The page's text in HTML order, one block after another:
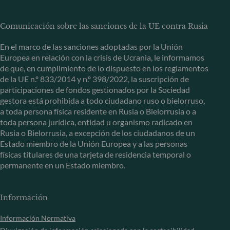
Comunicación sobre las sanciones de la UE contra Rusia
En el marco de las sanciones adoptadas por la Unión
Europea en relación con la crisis de Ucrania, le informamos
de que, en cumplimiento de lo dispuesto en los reglamentos
de la UE n.º 833/2014 y n.º 398/2022, la suscripción de
participaciones de fondos gestionados por la Sociedad
gestora está prohibida a todo ciudadano ruso o bielorruso,
a toda persona física residente en Rusia o Bielorrusia o a
toda persona jurídica, entidad u organismo radicado en
Rusia o Bielorrusia, a excepción de los ciudadanos de un
Estado miembro de la Unión Europea y a las personas
físicas titulares de una tarjeta de residencia temporal o
permanente en un Estado miembro.
Información
Información Normativa